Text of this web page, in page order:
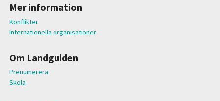
Mer information
Konflikter
Internationella organisationer
Om Landguiden
Prenumerera
Skola